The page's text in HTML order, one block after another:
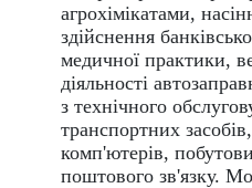
агрохімікатами,
здійснення
медичної практики,
діяльності
з технічного
транспортних
комп'ютерів,
поштового зв'язку.